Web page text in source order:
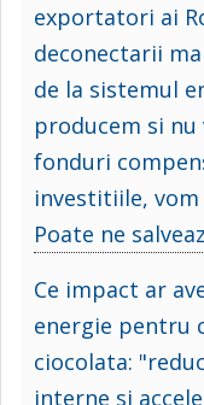
exportatori ai
deconectarii
de la sistemul
producem si nu
fonduri
investitiile,
Poate ne
Ce impact ar
energie pentru
ciocolata:
interne si